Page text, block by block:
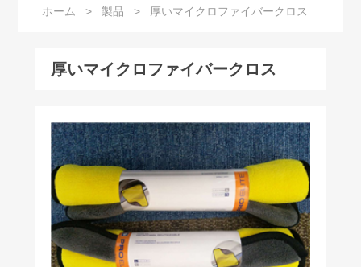
ホーム > 製品 > 厚いマイクロファイバークロス
厚いマイクロファイバークロス